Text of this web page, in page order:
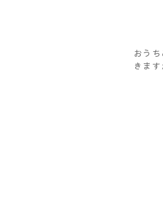
おう
きま